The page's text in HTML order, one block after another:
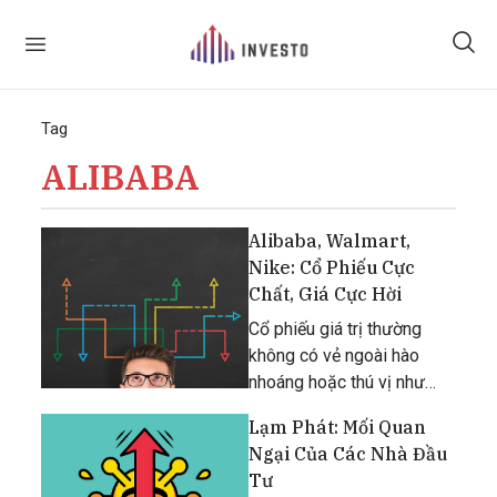
Tag
ALIBABA
Alibaba, Walmart,
Nike: Cổ Phiếu Cực
Chất, Giá Cực Hời
Cổ phiếu giá trị thường
không có vẻ ngoài hào
nhoáng hoặc thú vị như
trưởng.
Lạm Phát: Mối Quan
Ngại Của Các Nhà Đầu
Tư